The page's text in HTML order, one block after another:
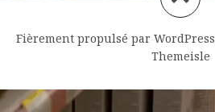
Fièrement propulsé par WordPress
Themeisle